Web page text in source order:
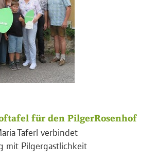
für den PilgerRosenhof
Taferl verbindet
mit Pilgergastlichkeit